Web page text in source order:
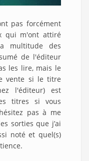
pas forcément
qui m'ont attiré
multitude des
de l'éditeur
les lire, mais le
vente si le titre
l'éditeur) est
titres si vous
pas à me
sorties que j’ai
noté et quel(s)